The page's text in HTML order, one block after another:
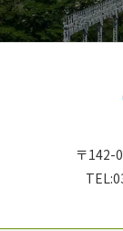
〒142-
TEL: